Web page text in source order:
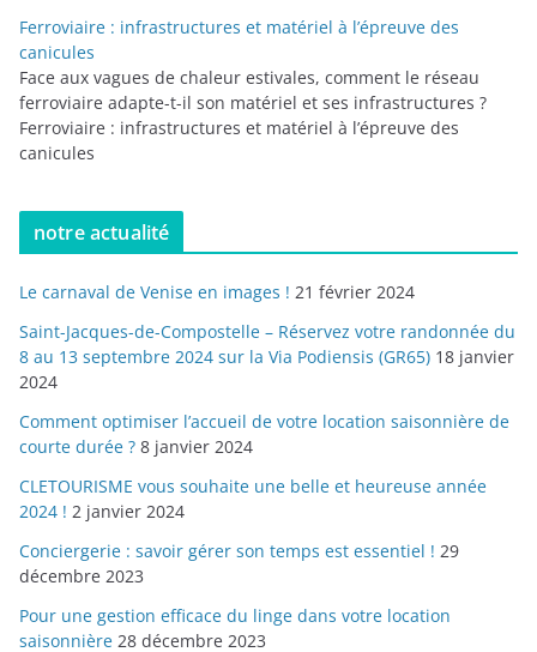
Ferroviaire : infrastructures et matériel à l’épreuve des
canicules
Face aux vagues de chaleur estivales, comment le réseau
ferroviaire adapte-t-il son matériel et ses infrastructures ?
Ferroviaire : infrastructures et matériel à l’épreuve des
canicules
notre actualité
Le carnaval de Venise en images ! 21 février 2024
Saint-Jacques-de-Compostelle – Réservez votre randonnée du
8 au 13 septembre 2024 sur la Via Podiensis (GR65) 18 janvier
2024
Comment optimiser l’accueil de votre location saisonnière de
courte durée ? 8 janvier 2024
CLETOURISME vous souhaite une belle et heureuse année
2024 ! 2 janvier 2024
Conciergerie : savoir gérer son temps est essentiel ! 29
décembre 2023
Pour une gestion efficace du linge dans votre location
saisonnière 28 décembre 2023